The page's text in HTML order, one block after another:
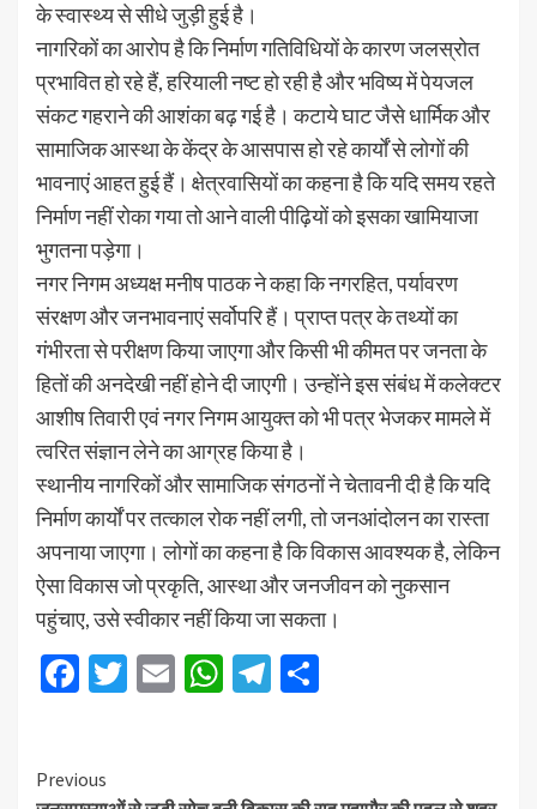
के स्वास्थ्य से सीधे जुड़ी हुई है।
नागरिकों का आरोप है कि निर्माण गतिविधियों के कारण जलस्रोत
प्रभावित हो रहे हैं, हरियाली नष्ट हो रही है और भविष्य में पेयजल
संकट गहराने की आशंका बढ़ गई है। कटाये घाट जैसे धार्मिक और
सामाजिक आस्था के केंद्र के आसपास हो रहे कार्यों से लोगों की
भावनाएं आहत हुई हैं। क्षेत्रवासियों का कहना है कि यदि समय रहते
निर्माण नहीं रोका गया तो आने वाली पीढ़ियों को इसका खामियाजा
भुगतना पड़ेगा।
नगर निगम अध्यक्ष मनीष पाठक ने कहा कि नगरहित, पर्यावरण
संरक्षण और जनभावनाएं सर्वोपरि हैं। प्राप्त पत्र के तथ्यों का
गंभीरता से परीक्षण किया जाएगा और किसी भी कीमत पर जनता के
हितों की अनदेखी नहीं होने दी जाएगी। उन्होंने इस संबंध में कलेक्टर
आशीष तिवारी एवं नगर निगम आयुक्त को भी पत्र भेजकर मामले में
त्वरित संज्ञान लेने का आग्रह किया है।
स्थानीय नागरिकों और सामाजिक संगठनों ने चेतावनी दी है कि यदि
निर्माण कार्यों पर तत्काल रोक नहीं लगी, तो जनआंदोलन का रास्ता
अपनाया जाएगा। लोगों का कहना है कि विकास आवश्यक है, लेकिन
ऐसा विकास जो प्रकृति, आस्था और जनजीवन को नुकसान
पहुंचाए, उसे स्वीकार नहीं किया जा सकता।
Facebook
Twitter
EmailWhatsApp
Telegram
Previous